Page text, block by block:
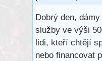
Dobrý den,
služby ve výši
lidi, kteří chtějí
nebo financovat